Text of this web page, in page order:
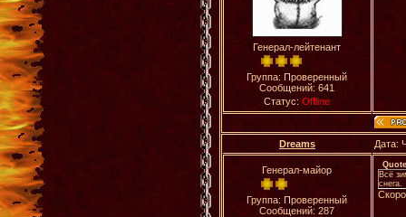
Генерал-лейтенант
Группа: Проверенный
Сообщений:641
Статус:Offline
Dreams Дата:
Генерал-майор
Группа: Проверенный
Сообщений:287
Quote
Всё
снега.